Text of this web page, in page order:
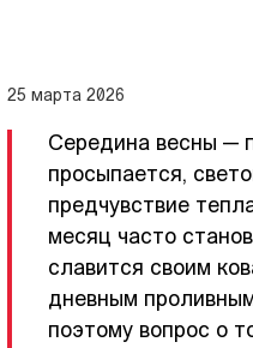
25 марта 2026
Середина весны —
просыпается,
предчувствие
месяц часто
славится своим
дневным
поэтому вопрос о